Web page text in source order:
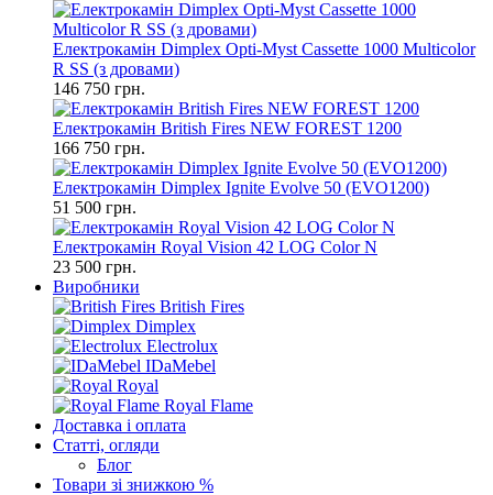
Електрокамін Dimplex Opti-Myst Cassette 1000 Multicolor
R SS (з дровами)
146 750 грн.
Електрокамін British Fires NEW FOREST 1200
166 750 грн.
Електрокамін Dimplex Ignite Evolve 50 (EVO1200)
51 500 грн.
Електрокамін Royal Vision 42 LOG Color N
23 500 грн.
Виробники
British Fires
Dimplex
Electrolux
IDaMebel
Royal
Royal Flame
Доставка і оплата
Статті, огляди
Блог
Товари зі знижкою %